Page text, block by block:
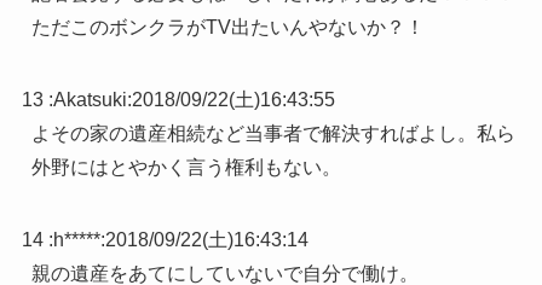
ただこのボンクラがTV出たいんやないか？！
13 :Akatsuki:2018/09/22(土)16:43:55
よその家の遺産相続など当事者で解決すればよし。私ら
外野にはとやかく言う権利もない。
14 :h*****:2018/09/22(土)16:43:14
親の遺産をあてにしていないで自分で働け。